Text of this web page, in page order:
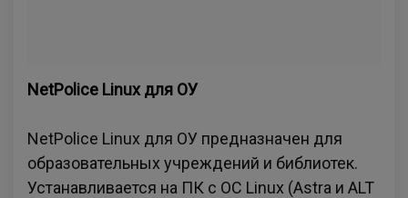
NetPolice Linux для ОУ
NetPolice Linux для ОУ предназначен для
образовательных учреждений и библиотек.
Устанавливается на ПК с ОС Linux (Astra и ALT